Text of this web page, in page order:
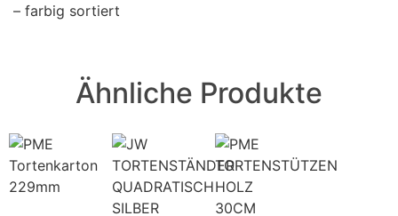
– farbig sortiert
Ähnliche Produkte